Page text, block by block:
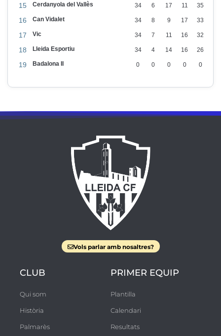
15 Cerdanyola del Vallès 34 6 17 11 35
16 Can Vidalet 34 8 9 17 33
17 Vic 34 7 11 16 32
18 Lleida Esportiu 34 4 14 16 26
19 Badalona II 0 0 0 0 0
Vols parlar amb nosaltres?
CLUB
Qui som
Història
Palmarès
PRIMER EQUIP
Plantilla
Calendari
Resultats